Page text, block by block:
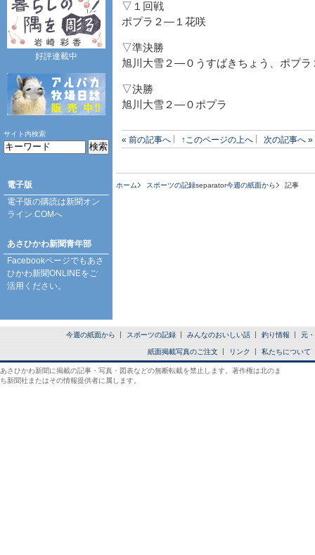
▽１回戦
ポプラ２―１花咲
▽準決勝
旭川大雪２―０うすばきちょう、ポプ
▽決勝
旭川大雪２―０ポプラ
« 前の記事へ ↑このページの上へ 次の記事へ »
ホーム スポーツの記録separator今週の紙面から 記事
好評連載中
サイト内検索
電子版
電子版の購読は新聞オン
ライン.COMへ
あさひかわ新聞青年部
Facebookページでもあさ
ひかわ新聞ONLINEをご
活用ください。
今週の紙面から スポーツの記録 みんなのおいしい話 釣り情報 元
紙面掲載写真のご注文 リンク 私たちについて
あさひかわ新聞に掲載の記事・写真・図表などの無断転載を禁止します。著作権は北のま
ち新聞社またはその情報提供者に属します。